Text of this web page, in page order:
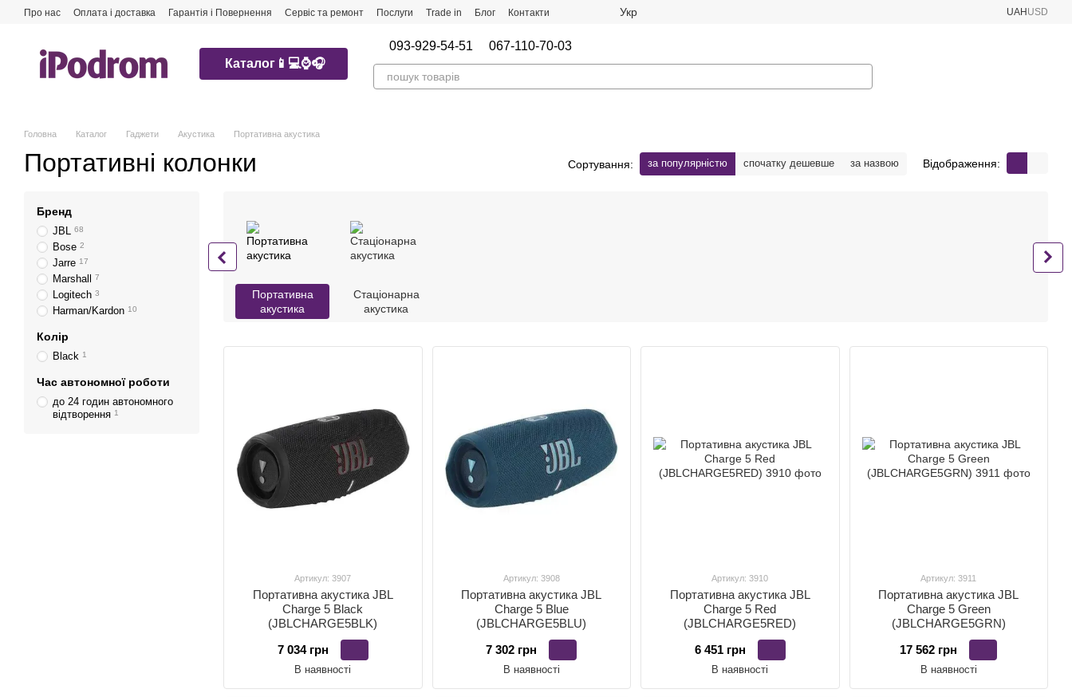
Перейти до основного контенту
Про нас Оплата і доставка Гарантія і Повернення Сервіс та ремонт Послуги Trade in Блог Контакти Укр UAH USD
Каталог📱💻⌚️🎧
093-929-54-51 067-110-70-03
Головна Каталог Гаджети Акустика Портативна акустика
Портативні колонки Сортування: за популярністю спочатку дешевше за назвою Відображення:
Портативна
акустика
Стаціонарна
акустика
Артикул: 3907
Портативна акустика JBL
Charge 5 Black
(JBLCHARGE5BLK)
7 034 грн
В наявності
Артикул: 3908
Портативна акустика JBL
Charge 5 Blue
(JBLCHARGE5BLU)
7 302 грн
В наявності
Артикул: 3910
Портативна акустика JBL
Charge 5 Red
(JBLCHARGE5RED)
6 451 грн
В наявності
Артикул: 3911
Портативна акустика JBL
Charge 5 Green
(JBLCHARGE5GRN)
17 562 грн
В наявності
Бренд
JBL 68
Bose 2
Jarre 17
Marshall 7
Logitech 3
Harman/Kardon 10
Колір
Black 1
Час автономної роботи
до 24 годин автономного
відтворення 1